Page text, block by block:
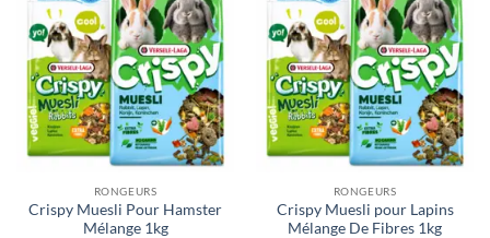
Ajouter
à la liste
de
souhaits
RONGEURS
Crispy Muesli Pour Hamster
Mélange 1kg
Ajouter
à la liste
de
souhaits
RONGEURS
Crispy Muesli pour Lapins
Mélange De Fibres 1kg